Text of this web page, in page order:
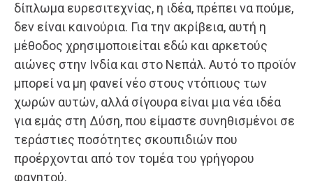
δίπλωμα ευρεσιτεχνίας, η ιδέα, πρέπει να πούμε,
δεν είναι καινούρια. Για την ακρίβεια, αυτή η
μέθοδος χρησιμοποιείται εδώ και αρκετούς
αιώνες στην Ινδία και στο Νεπάλ. Αυτό το προϊόν
μπορεί να μη φανεί νέο στους ντόπιους των
χωρών αυτών, αλλά σίγουρα είναι μια νέα ιδέα
για εμάς στη Δύση, που είμαστε συνηθισμένοι σε
τεράστιες ποσότητες σκουπιδιών που
προέρχονται από τον τομέα του γρήγορου
φαγητού.